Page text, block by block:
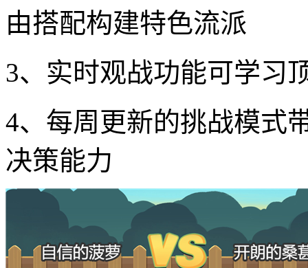
由搭配构建特色流派
3、实时观战功能可学习
4、每周更新的挑战模式
决策能力